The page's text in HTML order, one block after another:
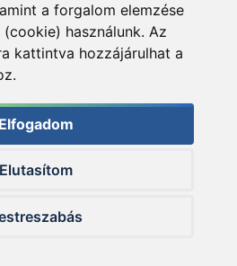
a forgalom elemzése
használunk. Az
kattintva hozzájárulhat a
Elfogadom
Elutasítom